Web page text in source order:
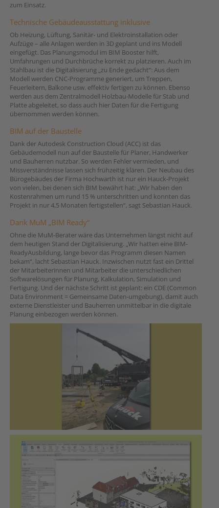
zum Einsatz.
Technische Gebäudeausstattung inklusive
Ob Heizung, Lüftung, Sanitär- und Elektroinstallation oder
Aufzüge – alle Anlagen werden in 3D geplant und ins Modell
eingefügt. Das Planungsmodul im BIM Booster hilft,
Umfahrungen und Durchbrüche korrekt zu platzieren. Auch im
Stahlbau ist die Digitalisierung „zu Ende gedacht“: Aus dem
Modell werden CNC-Programme generiert, um Treppen,
Feuerleitern, Balkone usw. effektiv fertigen zu können. Ebenso
werden aus dem Zentralmodell Holzbau-Modelle für Stab und
Platte abgeleitet, so dass auch hier Daten für die Fertigung
übernommen werden können.
BIM auf der Baustelle
Dank der Autodesk Construction Cloud (ACC) ist das
Gebäudemodell nun auf der Baustelle für Planer, Handwerker
und Bauherren nutzbar. So werden Fehler vermieden, und
Missverständnisse lassen sich frühzeitig klären. Der Neubau des
Bürogebäudes der Firma Hochwarth ist nur ein Hauck-Projekt
von vielen, bei denen sich BIM bewährt hat: „Wir haben den
Kostenrahmen um rund 15 % unterschritten und konnten das
Projekt in nur 4,5 Monaten fertigstellen“, sagt Sebastian Hauck.
Dank MuM „BIM Ready“
Ohne die MuM-Berater wäre das Unternehmen längst nicht auf
dem heutigen Stand der Digitalisierung. „Wir hatten eine BIM-
ReadyAusbildung, lange bevor das Programm diesen Namen
bekam“, lacht Sebastian Hauck. Inzwischen nutzt fast ein Drittel
der Mitarbeiterinnen und Mitarbeiter die unterschiedlichen
Softwarelösungen für Planung, Kalkulation, Simulation und
Fertigung. Und der nächste Schritt ist geplant: ein CDE (Common
Data Environment = Gemeinsame Daten-umgebung), damit auch
externe Dienstleister und Bauherren unmittelbar in die digitale
Planung einbezogen werden können.